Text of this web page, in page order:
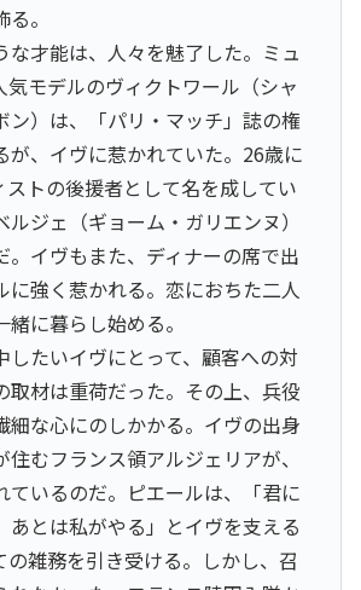
。
な才能は、人々を魅了した。ミュ
気モデルのヴィクトワール（シャ
ン）は、「パリ・マッチ」誌の権
が、イヴに惹かれていた。26歳に
ストの後援者として名を成してい
ルジェ（ギョーム・ガリエンヌ）
。イヴもまた、ディナーの席で出
に強く惹かれる。恋におちた二人
に暮らし始める。
したいイヴにとって、顧客への対
取材は重荷だった。その上、兵役
細な心にのしかかる。イヴの出身
むフランス領アルジェリアが、
ているのだ。ピエールは、「君に
あとは私がやる」とイヴを支える
の雑務を引き受ける。しかし、召